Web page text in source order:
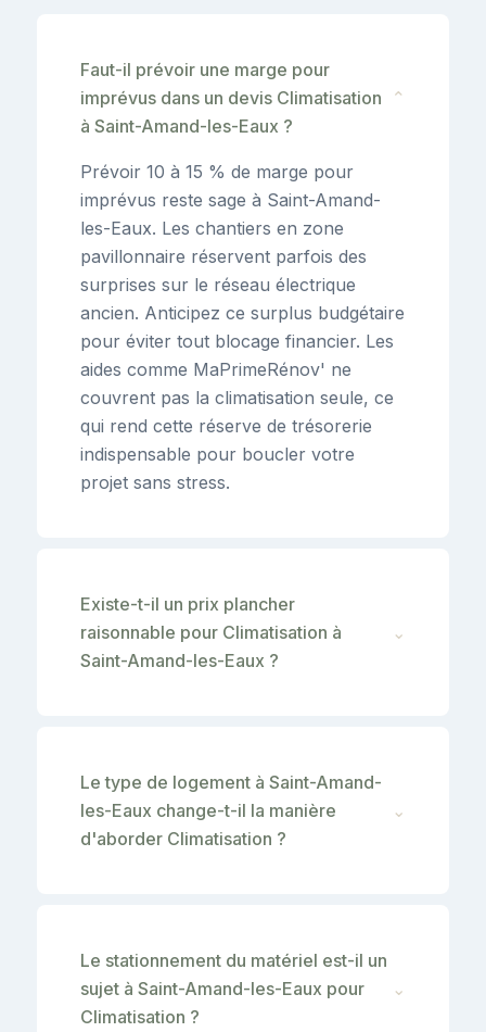
Faut-il prévoir une marge pour
imprévus dans un devis Climatisation
à Saint-Amand-les-Eaux ?
⌄
Prévoir 10 à 15 % de marge pour
imprévus reste sage à Saint-Amand-
les-Eaux. Les chantiers en zone
pavillonnaire réservent parfois des
surprises sur le réseau électrique
ancien. Anticipez ce surplus budgétaire
pour éviter tout blocage financier. Les
aides comme MaPrimeRénov' ne
couvrent pas la climatisation seule, ce
qui rend cette réserve de trésorerie
indispensable pour boucler votre
projet sans stress.
Existe-t-il un prix plancher
raisonnable pour Climatisation à
Saint-Amand-les-Eaux ?
⌄
Le type de logement à Saint-Amand-
les-Eaux change-t-il la manière
d'aborder Climatisation ?
⌄
Le stationnement du matériel est-il un
sujet à Saint-Amand-les-Eaux pour
Climatisation ?
⌄